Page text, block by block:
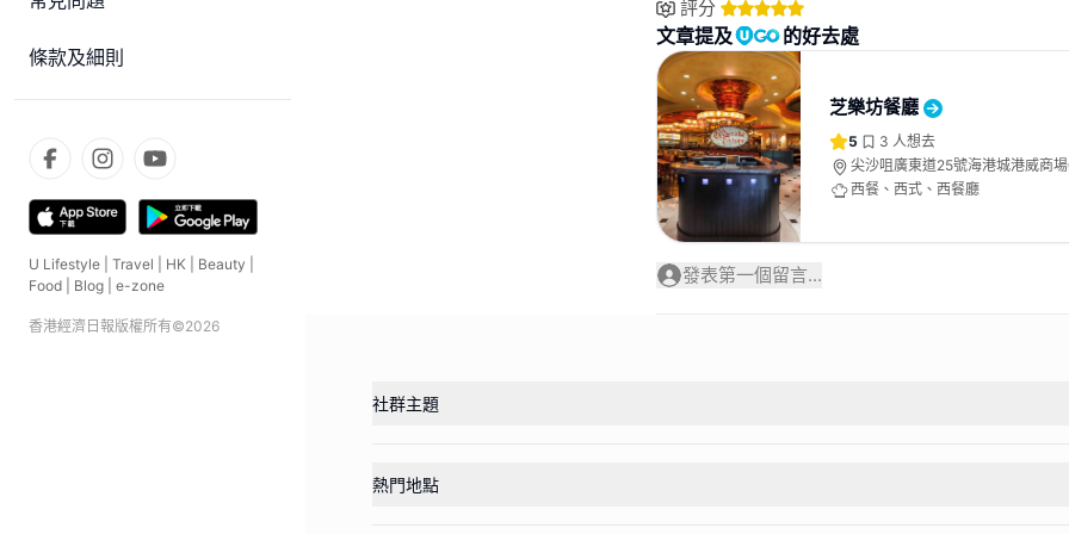
條款及細則
U Lifestyle Travel HK Beauty
Food
Blog e-zone
香港經濟日報版權所有©2026
評分
文章提及 的好去處
芝樂坊餐廳
5 3 人想去
尖沙咀廣東道25號海港城港威商
西餐、西式、西餐廳
發表第一個留言...
社群主題
熱門地點